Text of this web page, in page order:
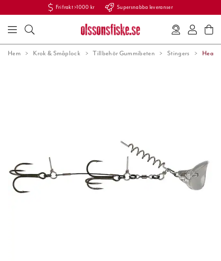
Fri frakt >1000 kr Supersnabba leveranser
Hem Krok & Småplock Tillbehör Gummibeten Stingers